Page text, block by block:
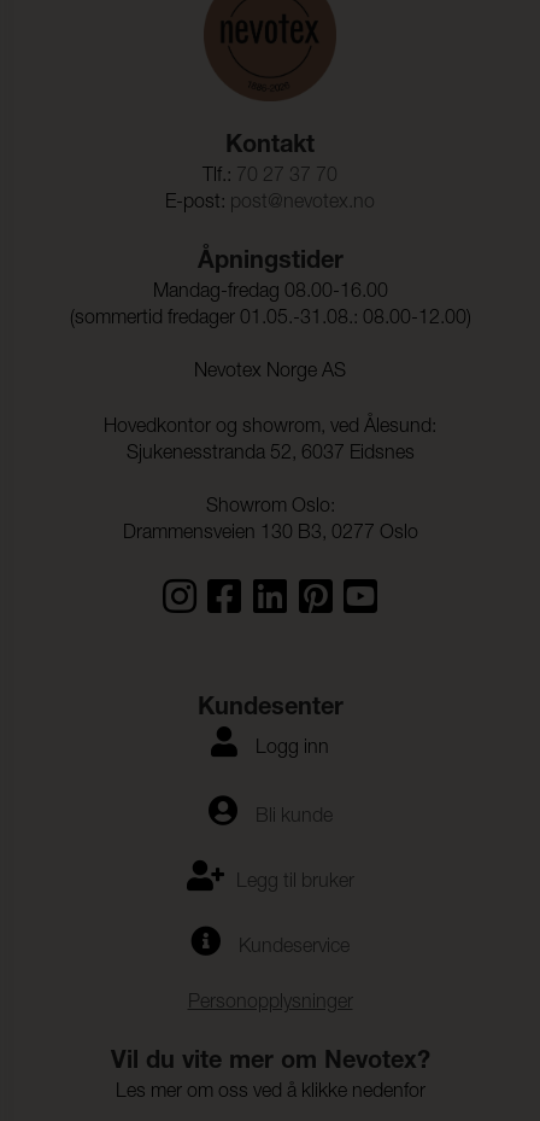
Kontakt
Tlf.: 70 27 37 70
E-post: post@nevotex.no
Åpningstider
Mandag-fredag 08.00-16.00
(sommertid fredager 01.05.-31.08.: 08.00-12.00)
Nevotex Norge AS
Hovedkontor og showrom, ved Ålesund:
Sjukenesstranda 52, 6037 Eidsnes
Showrom Oslo:
Drammensveien 130 B3, 0277 Oslo
Kundesenter
Logg inn
Bli kunde
Legg til bruker
Kundeservice
Personopplysninger
Vil du vite mer om Nevotex?
Les mer om oss ved å klikke nedenfor